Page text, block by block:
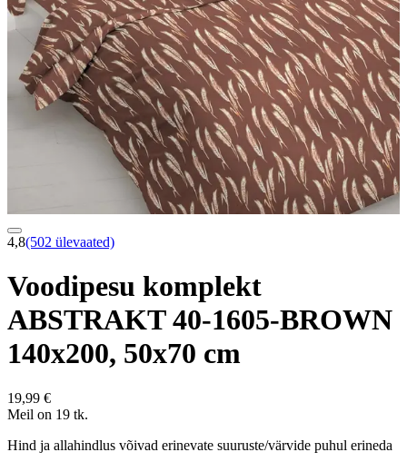
4,8(502 ülevaated)
Voodipesu komplekt
ABSTRAKT 40-1605-BROWN
140x200, 50x70 cm
19,99 €
Meil on 19 tk.
Hind ja allahindlus võivad erinevate suuruste/värvide puhul erineda